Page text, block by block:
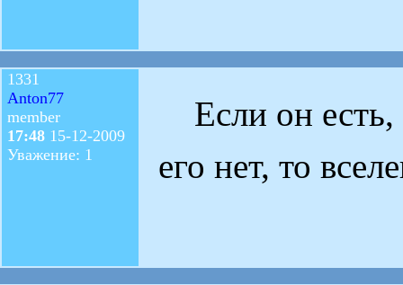
1331
Anton77
member
17:48 15-12-2009
Уважение: 1
Если он есть,
его нет, то